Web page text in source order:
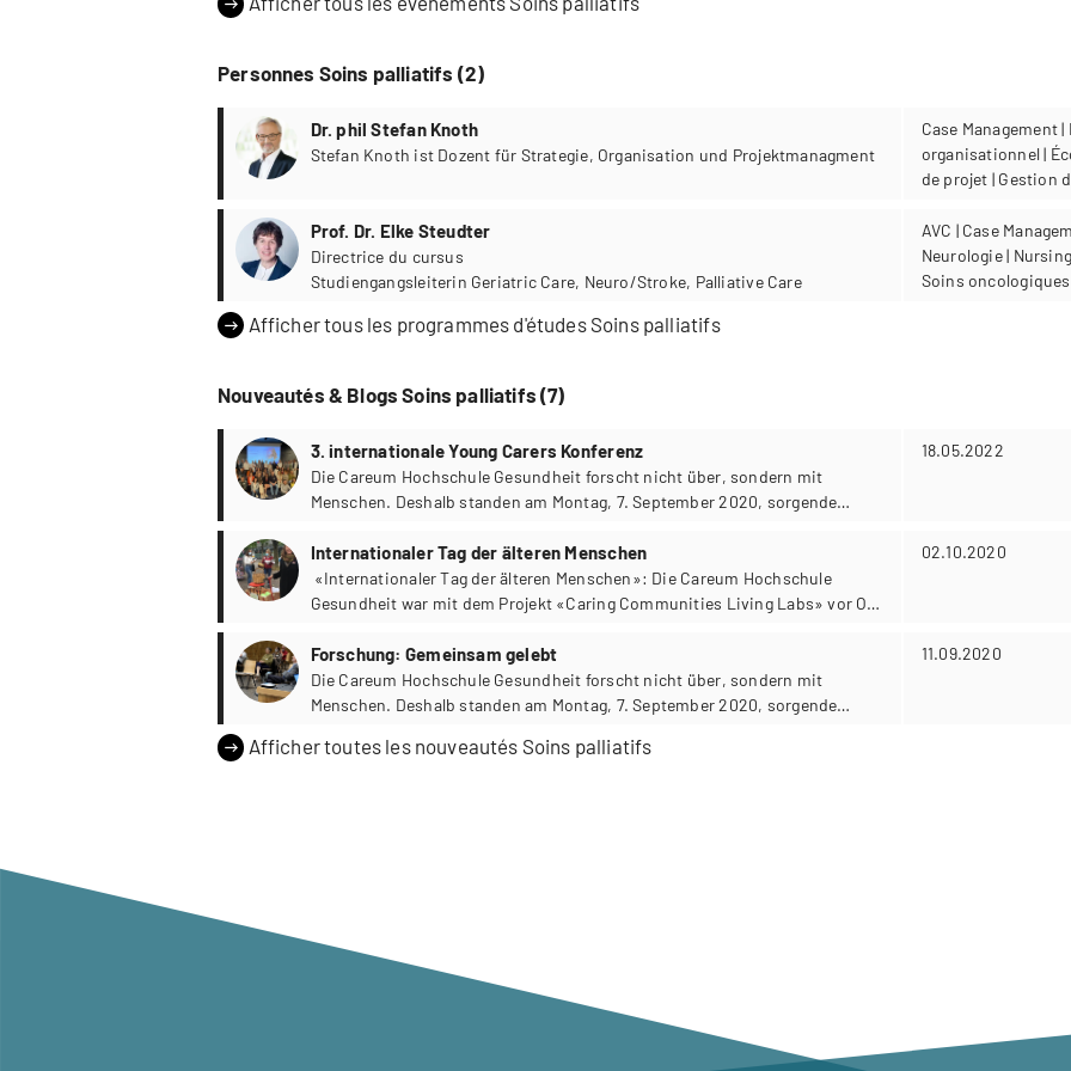
Personnes Soins palliatifs (2)
Dr. phil Stefan Knoth
Stefan Knoth ist Dozent für Strategie, Organisation und Projektmanagment
Case Management
organisationnel |
de projet | Gestion
Soins palliatifs |
Prof. Dr. Elke Steudter
Directrice du cursus
Studiengangsleiterin Geriatric Care, Neuro/Stroke, Palliative Care
AVC | Case
Neurologie |
Soins
Afficher tous les programmes d'études Soins palliatifs
Nouveautés & Blogs Soins palliatifs (7)
3. internationale Young Carers Konferenz
Die Careum Hochschule Gesundheit forscht nicht über, sondern mit
Menschen. Deshalb standen am Montag, 7. September 2020, sorgende
Gesundheitsforschung» war, die verschiedenen Formen partizipatorischer
Forschung kennenzulernen.
18.05.2022
Internationaler Tag der älteren Menschen
«Internationaler Tag der älteren Menschen»: Die Careum Hochschule
Gesundheit war mit dem Projekt «Caring Communities Living Labs» vor Ort
02.10.2020
Forschung: Gemeinsam gelebt
Die Careum Hochschule Gesundheit forscht nicht über, sondern mit
Menschen. Deshalb standen am Montag, 7. September 2020, sorgende
Gesundheitsforschung» war, die verschiedenen Formen partizipatorischer
11.09.2020
Afficher toutes les nouveautés Soins palliatifs